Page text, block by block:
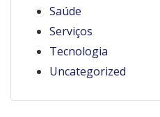
Saúde
Serviços
Tecnologia
Uncategorized